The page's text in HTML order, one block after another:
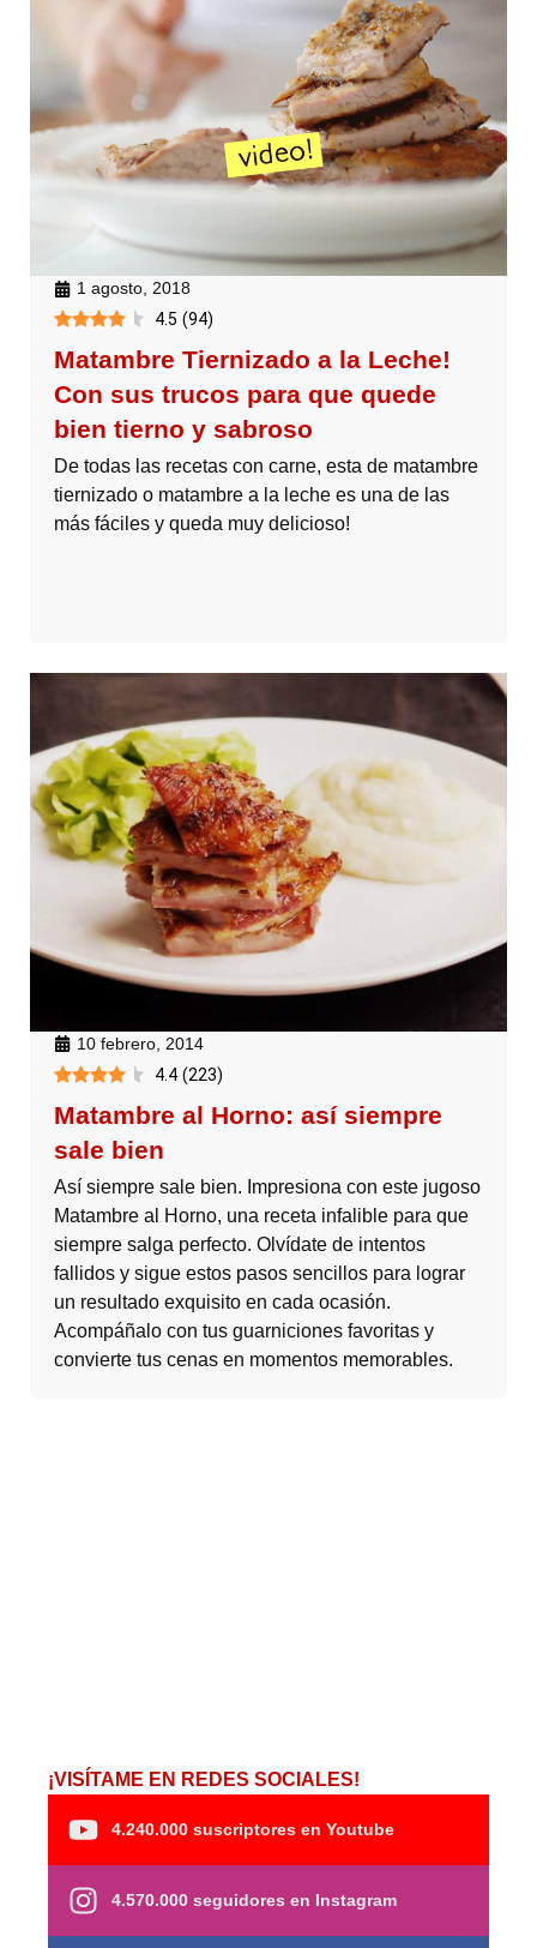
1 agosto, 2018
4.5 (94)
Matambre Tiernizado a la Leche!
Con sus trucos para que quede
bien tierno y sabroso
De todas las recetas con carne, esta de matambre
tiernizado o matambre a la leche es una de las
más fáciles y queda muy delicioso!
10 febrero, 2014
4.4 (223)
Matambre al Horno: así siempre
sale bien
Así siempre sale bien. Impresiona con este jugoso
Matambre al Horno, una receta infalible para que
siempre salga perfecto. Olvídate de intentos
fallidos y sigue estos pasos sencillos para lograr
un resultado exquisito en cada ocasión.
Acompáñalo con tus guarniciones favoritas y
convierte tus cenas en momentos memorables.
¡VISÍTAME EN REDES SOCIALES!
4.240.000 suscriptores en Youtube
4.570.000 seguidores en Instagram